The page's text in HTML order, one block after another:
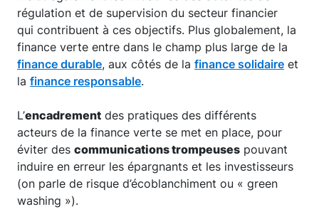
régulation et de supervision du secteur financier
qui contribuent à ces objectifs. Plus globalement, la
finance verte entre dans le champ plus large de la
finance durable, aux côtés de la finance solidaire et
la finance responsable.
L’encadrement des pratiques des différents
acteurs de la finance verte se met en place, pour
éviter des communications trompeuses pouvant
induire en erreur les épargnants et les investisseurs
(on parle de risque d’écoblanchiment ou « green
washing »).